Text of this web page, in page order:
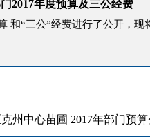
2017年度预算及三公经费
“三公”经费进行了公开，现
州中心苗圃 2017年部门预